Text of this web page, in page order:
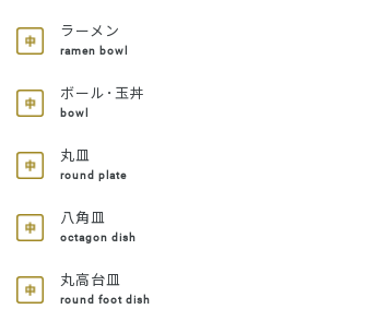
ラーメン
ramen bowl
ボール･玉丼
bowl
丸皿
round plate
八角皿
octagon dish
丸高台皿
round foot dish